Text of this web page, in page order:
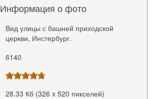
Информация о фото
Вид улицы с башней приходской
церкви, Инстербург.
6140
28.33 Кб (326 x 520 пикселей)